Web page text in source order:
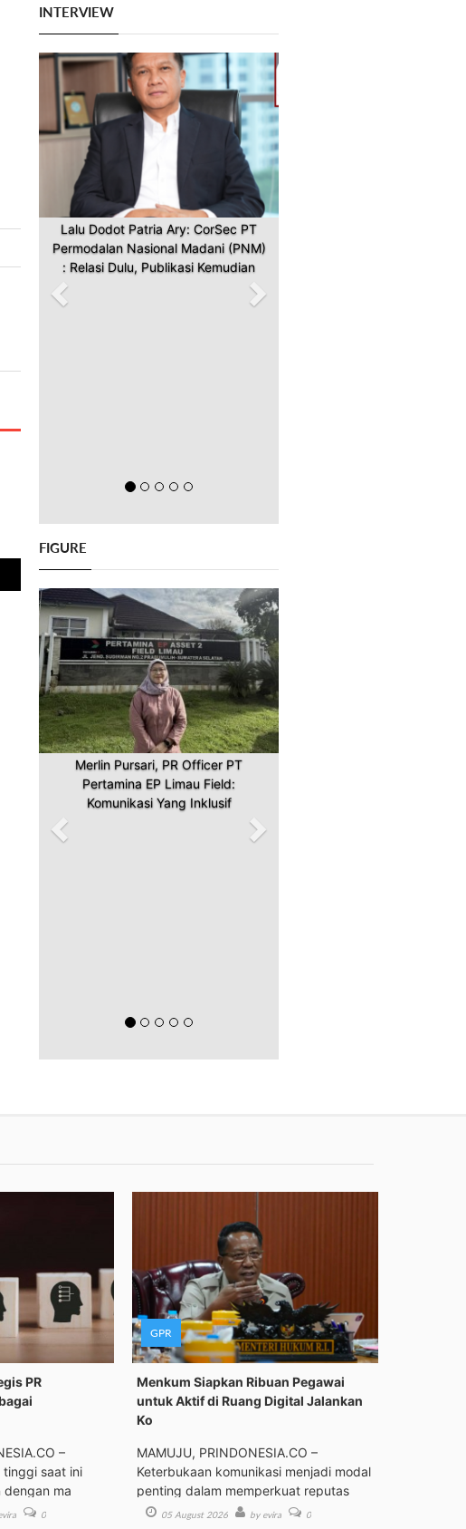
INTERVIEW
Lalu Dodot Patria Ary: CorSec PT
Permodalan Nasional Madani (PNM)
: Relasi Dulu, Publikasi Kemudian
Previous Next
FIGURE
Merlin Pursari, PR Officer PT
Pertamina EP Limau Field:
Komunikasi Yang Inklusif
Previous Next
PR
–
saat ini
ma
0
GPR
Menkum Siapkan Ribuan Pegawai
untuk Aktif di Ruang Digital Jalankan
Ko
MAMUJU, PRINDONESIA.CO –
Keterbukaan komunikasi menjadi modal
penting dalam memperkuat reputas
05 August 2026 by evira 0